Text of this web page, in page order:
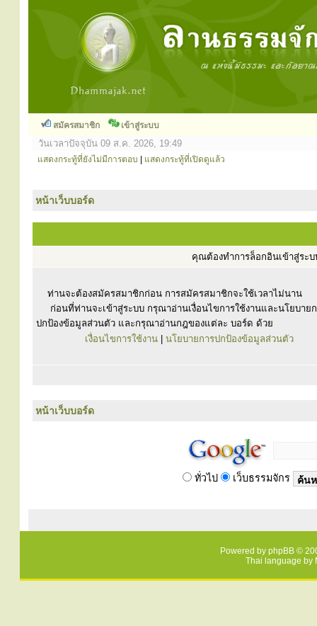
สมัครสมาชิก เข้าสู่ระบบ
วันเวลาปัจจุบัน 09 ส.ค. 2026, 19:49
แสดงกระทู้ที่ยังไม่มีการตอบ แสดงกระทู้ที่เปิดดูแล้ว
หน้าเว็บบอร์ด
คุณต้องทำการล็อกอินเข้าสู่ระ
ท่านจะต้องสมัครสมาชิกก่อน การสมัครสมาชิกจะใช้เวลาไม่นาน
ก่อนที่ท่านจะเข้าสู่ระบบ กรุณาอ่านเงื่อนไขการใช้งานและนโยบาย
ปกป้องข้อมูลส่วนตัว และกรุณาอ่านกฎของแต่ละ บอร์ด ด้วย
เงื่อนไขการใช้งาน
นโยบายการปกป้องข้อมูลส่วนตัว
หน้าเว็บบอร์ด
ทั่วไป เว็บธรรมจักร
Powered by phpBB ©
Thai language by